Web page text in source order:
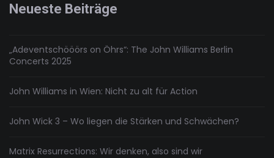
Neueste Beiträge
„Adeventschööörs on Öhrs“: The John Williams Berlin
Concerts 2025
John Williams in Wien: Nicht zu alt für Action
John Wick 3 – Wo liegen die Stärken und Schwächen?
Matrix Resurrections: Wir denken, also sind wir